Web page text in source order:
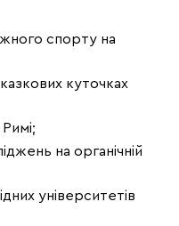
спорту на
куточках
на органічній
університетів